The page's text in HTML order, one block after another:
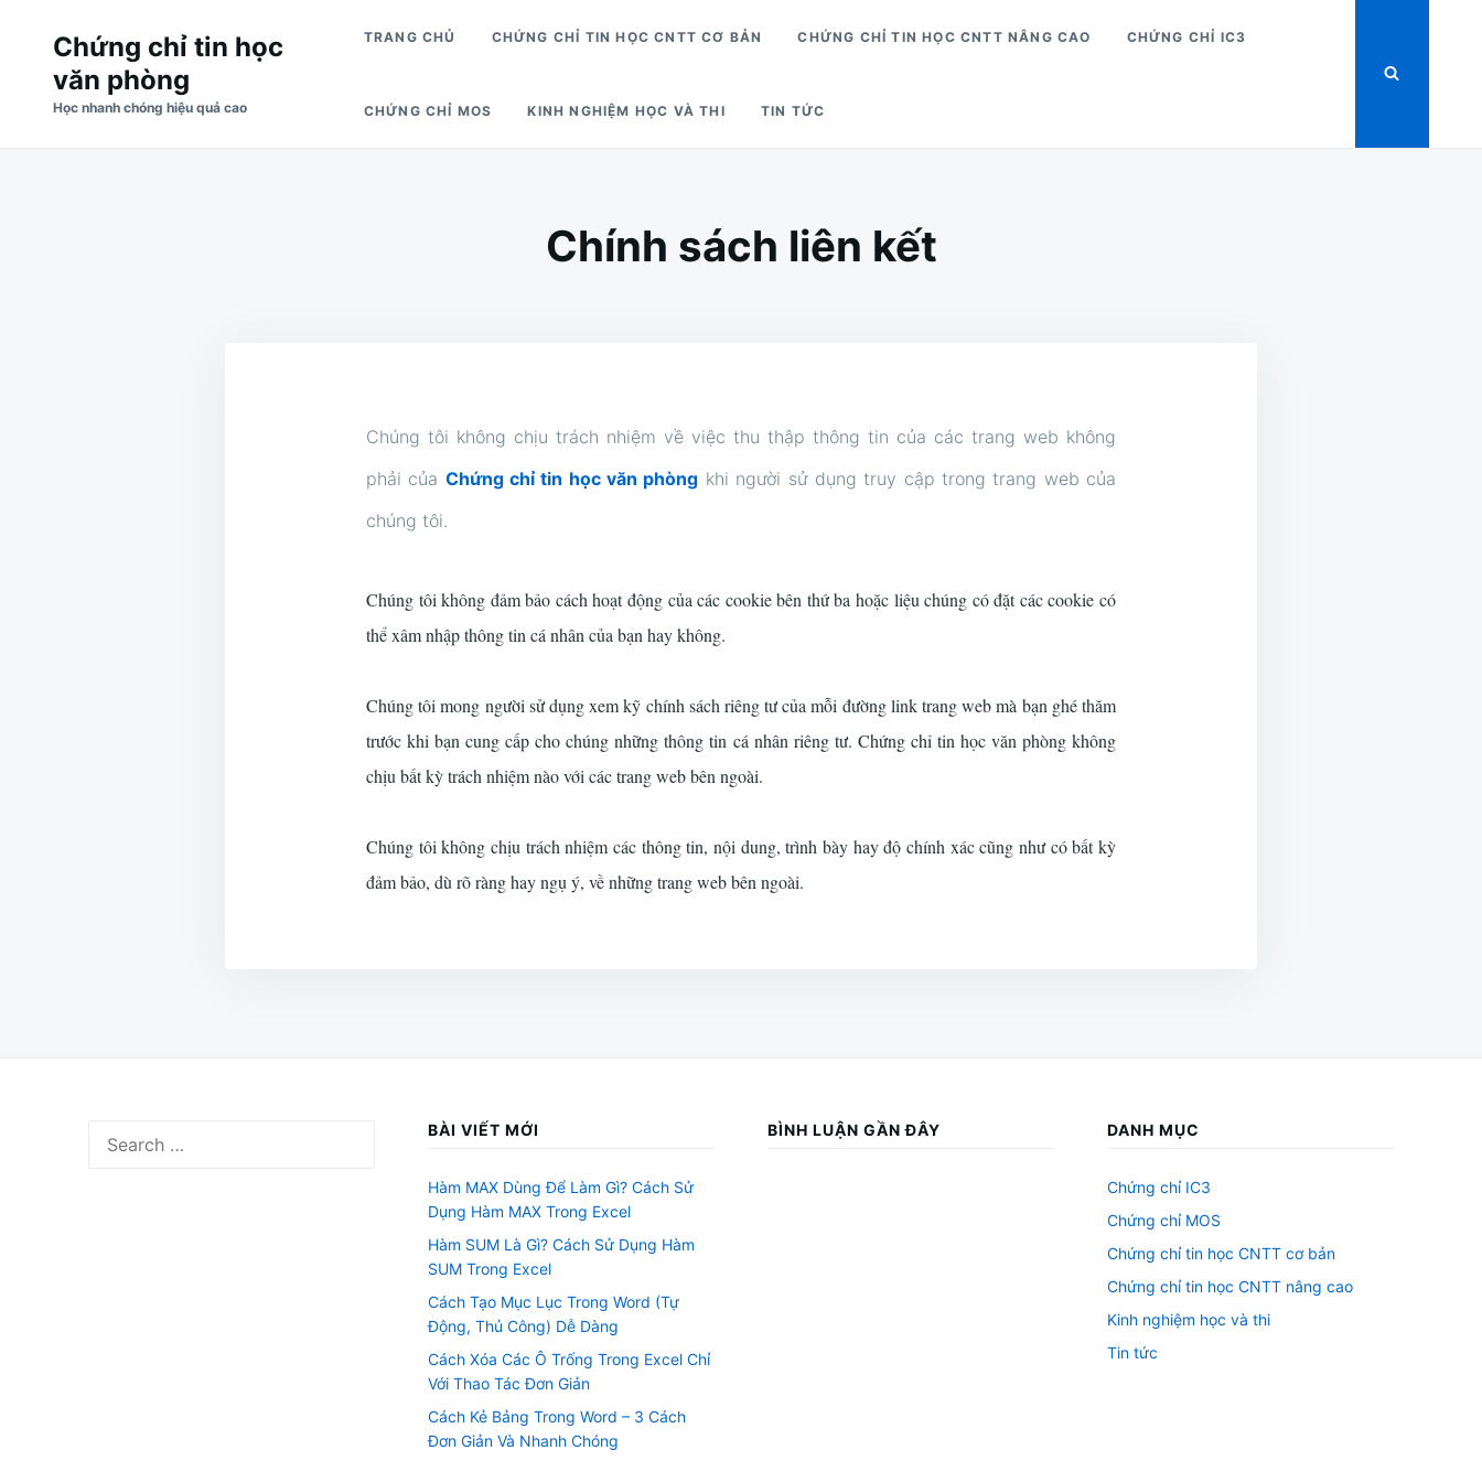
content
for:
Chứng chỉ tin học
văn phòng
Học nhanh chóng hiệu quả cao
TRANG CHỦ CHỨNG CHỈ TIN HỌC CNTT CƠ BẢN CHỨNG CHỈ TIN HỌC CNTT NÂNG CAO CHỨNG CHỈ IC3
CHỨNG CHỈ MOS KINH NGHIỆM HỌC VÀ THI TIN TỨC
Chính sách liên kết
Chúng tôi không chịu trách nhiệm về việc thu thập thông tin của các trang web không
phải của Chứng chỉ tin học văn phòng khi người sử dụng truy cập trong trang web của
chúng tôi.
Chúng tôi không đảm bảo cách hoạt động của các cookie bên thứ ba hoặc liệu chúng có đặt các cookie có
thể xâm nhập thông tin cá nhân của bạn hay không.
Chúng tôi mong người sử dụng xem kỹ chính sách riêng tư của mỗi đường link trang web mà bạn ghé thăm
trước khi bạn cung cấp cho chúng những thông tin cá nhân riêng tư. Chứng chỉ tin học văn phòng không
chịu bất kỳ trách nhiệm nào với các trang web bên ngoài.
Chúng tôi không chịu trách nhiệm các thông tin, nội dung, trình bày hay độ chính xác cũng như có bất kỳ
đảm bảo, dù rõ ràng hay ngụ ý, về những trang web bên ngoài.
for:
BÀI VIẾT MỚI
Hàm MAX Dùng Để Làm Gì? Cách Sử
Dụng Hàm MAX Trong Excel
Hàm SUM Là Gì? Cách Sử Dụng Hàm
SUM Trong Excel
Cách Tạo Mục Lục Trong Word (Tự
Động, Thủ Công) Dễ Dàng
Cách Xóa Các Ô Trống Trong Excel Chỉ
Với Thao Tác Đơn Giản
Cách Kẻ Bảng Trong Word – 3 Cách
Đơn Giản Và Nhanh Chóng
BÌNH LUẬN GẦN ĐÂY DANH MỤC
Chứng chỉ IC3
Chứng chỉ MOS
Chứng chỉ tin học CNTT cơ bản
Chứng chỉ tin học CNTT nâng cao
Kinh nghiệm học và thi
Tin tức